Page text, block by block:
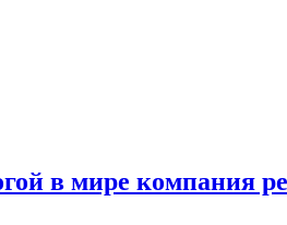
в мире компания